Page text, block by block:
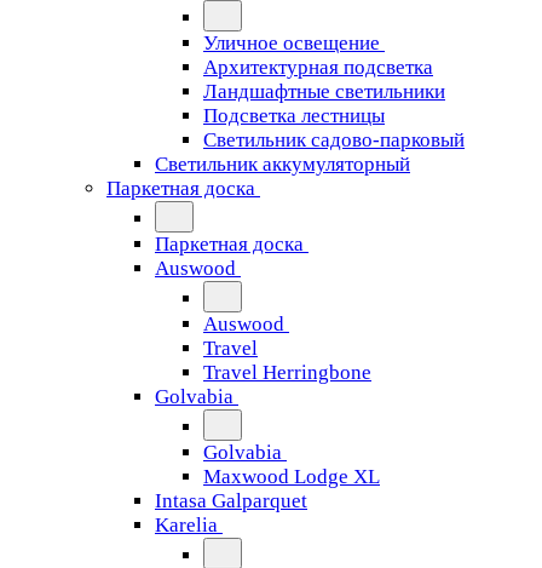
Уличное освещение
Архитектурная подсветка
Ландшафтные светильники
Подсветка лестницы
Светильник садово-парковый
Светильник аккумуляторный
Паркетная доска
Паркетная доска
Auswood
Auswood
Travel
Travel Herringbone
Golvabia
Golvabia
Maxwood Lodge XL
Intasa Galparquet
Karelia